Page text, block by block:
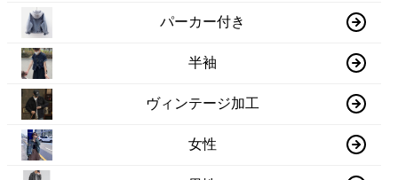
パーカー付き
半袖
ヴィンテージ加工
女性